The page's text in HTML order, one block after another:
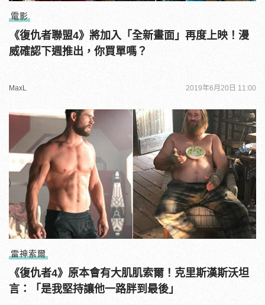
電影
《復仇者聯盟4》將加入「全新畫面」再度上映！漫
威確認下週推出，你買單嗎？
MaxL 2019年6月20日 11:00
雷神索爾
《復仇者4》原本會有大肌肌索爾！克里斯漢斯沃坦
言：「是我堅持讓他一路胖到最後」